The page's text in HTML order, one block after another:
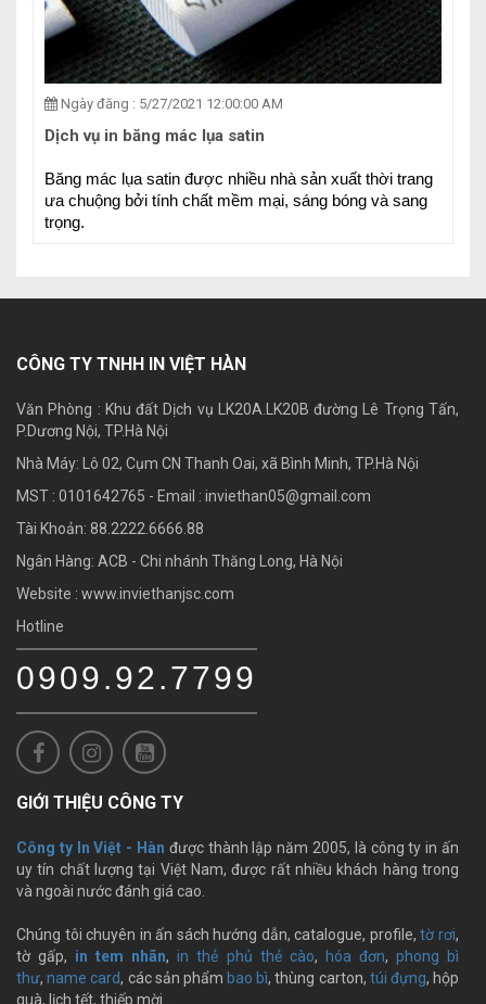
Ngày đăng : 5/27/2021 12:00:00 AM
Dịch vụ in băng mác lụa satin
Băng mác lụa satin được nhiều nhà sản xuất thời trang
ưa chuộng bởi tính chất mềm mại, sáng bóng và sang
trọng.
CÔNG TY TNHH IN VIỆT HÀN
Văn Phòng : Khu đất Dịch vụ LK20A.LK20B đường Lê Trọng Tấn,
P.Dương Nội, TP.Hà Nội
Nhà Máy: Lô 02, Cụm CN Thanh Oai, xã Bình Minh, TP.Hà Nội
MST : 0101642765 - Email : inviethan05@gmail.com
Tài Khoản: 88.2222.6666.88
Ngân Hàng: ACB - Chi nhánh Thăng Long, Hà Nội
Website : www.inviethanjsc.com
Hotline
0909.92.7799
GIỚI THIỆU CÔNG TY
Công ty In Việt - Hàn được thành lập năm 2005, là công ty in ấn
uy tín chất lượng tại Việt Nam, được rất nhiều khách hàng trong
và ngoài nước đánh giá cao.
Chúng tôi chuyên in ấn sách hướng dẫn, catalogue, profile,tờ rơi,
tờ gấp, in tem nhãn,in thẻ phủ thẻ cào, hóa đơn, phong bì
thư,name card, các sản phẩm bao bì, thùng carton, túi đựng, hộp
quà, lịch tết, thiếp mời …